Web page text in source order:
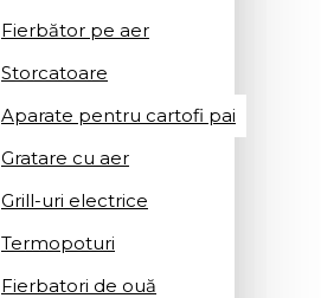
Fierbător pe aer
Storcatoare
Aparate pentru cartofi pai
Gratare cu aer
Grill-uri electrice
Termopoturi
Fierbatori de ouă